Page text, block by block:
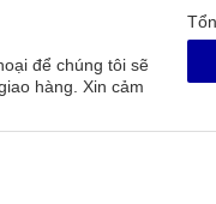
để chúng tôi sẽ
hàng. Xin cảm